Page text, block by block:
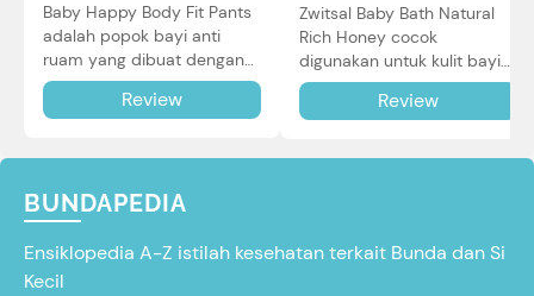
Baby Happy Body Fit Pants
adalah popok bayi anti
ruam yang dibuat dengan
teknologi Air Through
Technology.Review
Zwitsal Baby Bath Natural
Rich Honey cocok
digunakan untuk kulit bayi
baru lahir bahkan kulit
sensitif sekalipun. Simak
Review
BUNDAPEDIA
Ensiklopedia A-Z istilah kesehatan terkait Bunda dan Si
Kecil